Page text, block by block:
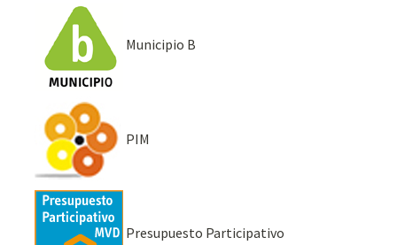
Municipio B
PIM
Presupuesto Participativo